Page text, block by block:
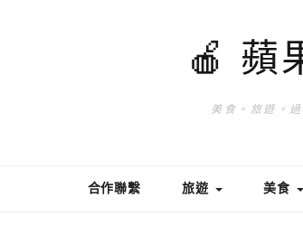
🍎 蘋
美食。旅遊。
合作聯繫 旅遊 美食